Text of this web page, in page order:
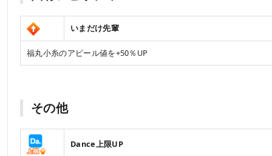
いまだけ先輩
福丸小糸のアピール値を+50％UP
その他
Dance上限UP